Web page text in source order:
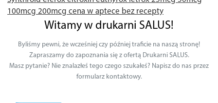
100mcg 200mcg cena w aptece bez recepty
Witamy w drukarni SALUS!
Byliśmy pewni, że wcześniej czy później traficie na naszą stronę!
Zapraszamy do zapoznania się z ofertą Drukarni SALUS.
Masz pytanie? Nie znalazłeś tego czego szukałeś? Napisz do nas przez
formularz kontaktowy.